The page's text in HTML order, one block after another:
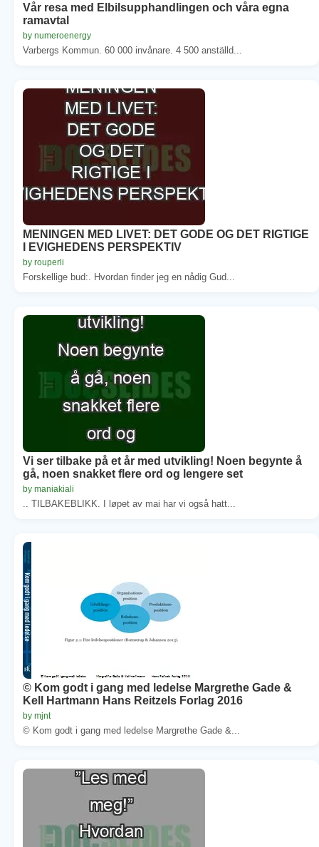
Vår resa med Elbilsupphandlingen och våra egna
ramavtal
by numeroenergy
Varbergs Kommun. 60 000 invånare. 4 500 anställd...
MENINGEN MED LIVET: DET GODE OG DET RIGTIGE
I EVIGHEDENS PERSPEKTIV
by rouperli
Forskellige bud:. Hvordan finder jeg en nådig Gud...
Vi ser tilbake på et år med utvikling! Noen begynte å
gå, noen snakket flere ord og lengere set
by maniakiali
.. TILBAKEBLIKK. I løpet av mai har vi også hatt...
© Kom godt i gang med ledelse Margrethe Gade &
Kell Hartmann Hans Reitzels Forlag 2016
by mjnt
© Kom godt i gang med ledelse Margrethe Gade &...